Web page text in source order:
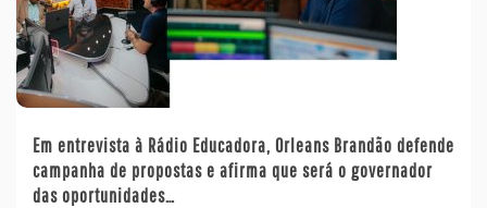
Em entrevista à Rádio Educadora, Orleans Brandão defende
campanha de propostas e afirma que será o governador
das oportunidades…